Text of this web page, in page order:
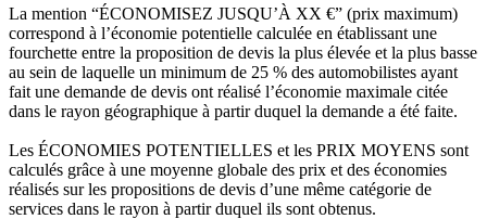
La mention “ÉCONOMISEZ JUSQU’À XX €” (prix maximum)
correspond à l’économie potentielle calculée en établissant une
fourchette entre la proposition de devis la plus élevée et la plus basse
au sein de laquelle un minimum de 25 % des automobilistes ayant
fait une demande de devis ont réalisé l’économie maximale citée
dans le rayon géographique à partir duquel la demande a été faite.
Les ÉCONOMIES POTENTIELLES et les PRIX MOYENS sont
calculés grâce à une moyenne globale des prix et des économies
réalisés sur les propositions de devis d’une même catégorie de
services dans le rayon à partir duquel ils sont obtenus.